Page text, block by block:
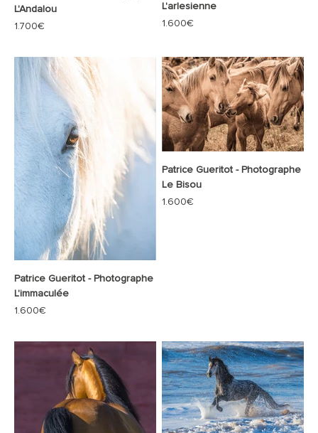
L'Andalou
Prix de vente
1.700€
L'arlesienne
Prix de vente
1.600€
Patrice Gueritot - Photographe
L'immaculée
Prix de vente
1.600€
Patrice Gueritot - Photographe
Le Bisou
Prix de vente
1.600€